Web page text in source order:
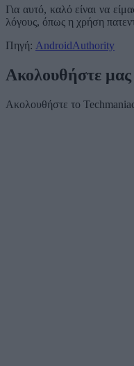
Για αυτό, καλό είναι να
λόγους, όπως η χρήση
Πηγή: AndroidAuthority
Ακολουθήστε μας
Ακολουθήστε το